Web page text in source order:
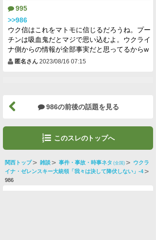
995
>>986
ウク信はこれをマトモに信じるだろうね。プー
チンは吸血鬼だとマジで思い込むよ。ウクライ
ナ側からの情報が全部事実だと思ってるからw
匿名さん 2023/08/16 07:15
986の前後の話題を見る
このスレのトップへ
関西トップ 雑談 事件・事故・時事ネタ (全国) ウクラ
イナ・ゼレンスキー大統領「我々は決して降伏しない」-4
986